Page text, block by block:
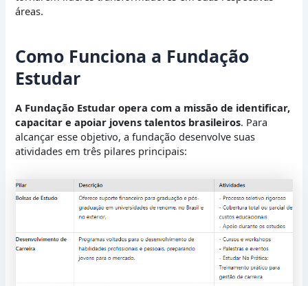
áreas.
Como Funciona a Fundação
Estudar
A Fundação Estudar opera com a missão de identificar,
capacitar e apoiar jovens talentos brasileiros. Para
alcançar esse objetivo, a fundação desenvolve suas
atividades em três pilares principais: